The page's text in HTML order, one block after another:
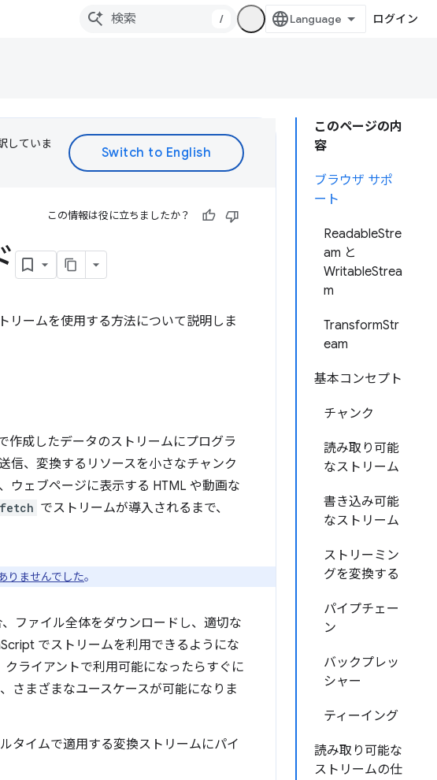
/ ログイン
このページの内
容
ブラウザ サポ
ート
ReadableStre
am と
WritableStrea
m
TransformStr
eam
基本コンセプト
チャンク
読み取り可能
なストリーム
書き込み可能
なストリーム
ストリーミン
グを変換する
パイプチェー
ン
バックプレッ
シャー
ティーイング
読み取り可能な
ストリームの仕
していま
この情報は役に立ちましたか？
リームを使用する方法について説明しま
作成したデータのストリームにプログラ
信、変換するリソースを小さなチャンク
ウェブページに表示する HTML や動画な
fetch でストリームが導入されるまで、
りませんでした。
ファイル全体をダウンロードし、適切な
でストリームを利用できるようにな
ライアントで利用可能になったらすぐに
さまざまなユースケースが可能になりま
タイムで適用する変換ストリームにパイ